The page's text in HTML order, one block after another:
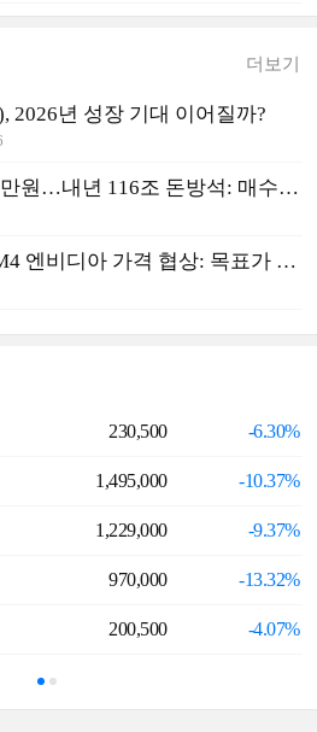
더보기
2026년 성장 기대 이어질까?
◆ 삼성전자: 목표가 30만원…내년 116조 돈방석: 매수적기
◆ 속보) 삼성전자, HBM4 엔비디아 가격 협상: 목표가 30만원
230,500 -6.30%
1,495,000 -10.37%
1,229,000 -9.37%
970,000 -13.32%
200,500 -4.07%